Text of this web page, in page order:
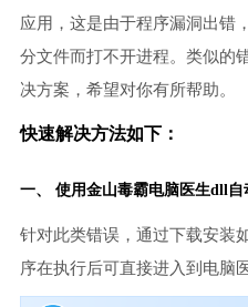
应用，这是由于程序漏洞出错
分文件而打不开进程。类似的
决方案，希望对你有所帮助。
快速解决方法如下：
一、 使用金山毒霸电脑医生dll自
针对此类错误，通过下载安装
序在执行后可直接进入到电脑